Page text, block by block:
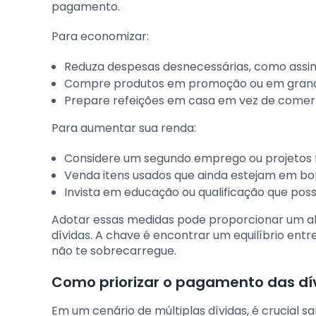
pagamento.
Para economizar:
Reduza despesas desnecessárias, como
Compre produtos em promoção ou em
Prepare refeições em casa em vez de
Para aumentar sua renda:
Considere um segundo emprego ou
Venda itens usados que ainda estejam em
Invista em educação ou qualificação que
Adotar essas medidas pode proporcionar um
dívidas. A chave é encontrar um equilíbrio
não te sobrecarregue.
Como priorizar o pagamento das
Em um cenário de múltiplas dívidas, é crucial